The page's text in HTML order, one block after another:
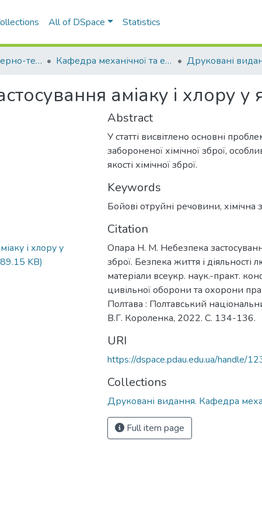
All of DSpace Statistics
Факультет інженерно-технологічний Кафедра механічної та електричної інженерії
аміаку і хлору у
і хлору у
KB)
Abstract
У статті висвітлено основні
забороненої хімічної зброї,
якості хімічної зброї.
Keywords
Бойові отруйні речовини, хімічна
Citation
Опара Н. М. Небезпека
зброї. Безпека життя і діяльності
матеріали всеукр. наук.-практ.
цивільної оборони та охорони
Полтава : Полтавський
В.Г. Короленка, 2022. С. 134-136.
URI
https://dspace.pdau.edu.ua/handle/
Collections
Друковані видання. Кафедра
Full item page